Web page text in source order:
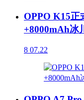
OPPO K15正
+8000mAh冰
8 07.22